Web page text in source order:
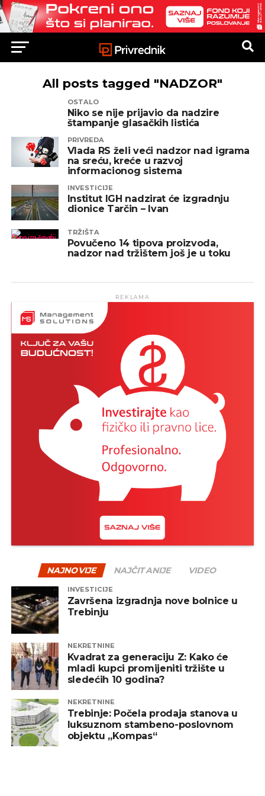
All posts tagged "NADZOR"
OSTALO
Niko se nije prijavio da nadzire
štampanje glasačkih listića
PRIVREDA
Vlada RS želi veći nadzor nad igrama
na sreću, kreće u razvoj
informacionog sistema
INVESTICIJE
Institut IGH nadzirat će izgradnju
dionice Tarčin – Ivan
TRŽIŠTA
Povučeno 14 tipova proizvoda,
nadzor nad tržištem još je u toku
REKLAMA
NAJNOVIJE NAJČITANIJE VIDEO
INVESTICIJE
Završena izgradnja nove bolnice u
Trebinju
NEKRETNINE
Kvadrat za generaciju Z: Kako će
mladi kupci promijeniti tržište u
sledećih 10 godina?
NEKRETNINE
Trebinje: Počela prodaja stanova u
luksuznom stambeno-poslovnom
objektu „Kompas“